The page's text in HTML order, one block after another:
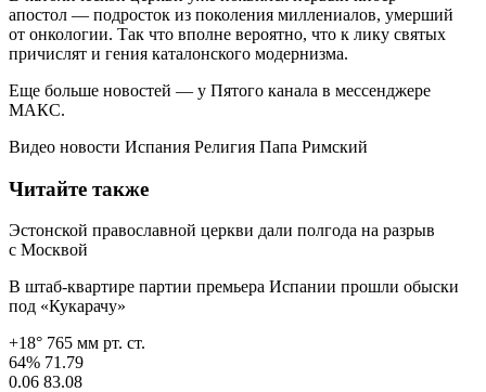
апостол — подросток из поколения миллениалов, умерший
от онкологии. Так что вполне вероятно, что к лику святых
причислят и гения каталонского модернизма.
Еще больше новостей — у Пятого канала в мессенджере
МАКС.
Видео новости Испания Религия Папа Римский
Читайте также
Эстонской православной церкви дали полгода на разрыв
с Москвой
В штаб-квартире партии премьера Испании прошли обыски
под «Кукарачу»
+18° 765 мм рт. ст.
64% 71.79
0.06 83.08